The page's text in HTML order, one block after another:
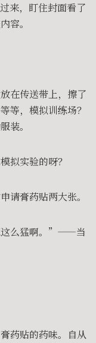
来，盯住封面看了
容。
在传送带上，擦了
等，模拟训练场？
装。
拟实验的呀？
膏药贴两大张。
这么猛啊。”——当
药贴的药味。自从